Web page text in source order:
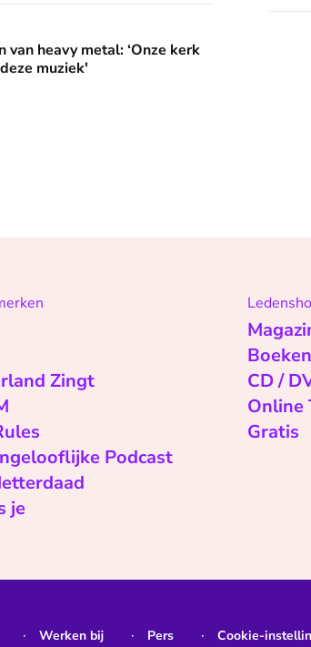
‘Onze kerk organiseert vespers met deze
van heavy metal: ‘Onze kerk
muziek'
Wat
Zingt
Podcast
je
Boeken
CD /
Online
Gratis
Werken bij Pers Cookie-